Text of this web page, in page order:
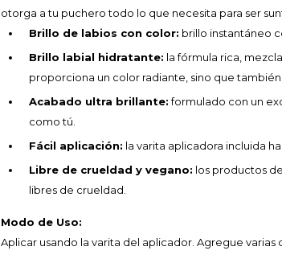
otorga a tu puchero todo lo que necesita para ser
Brillo de labios con color: brillo instantáneo
Brillo labial hidratante: la fórmula rica,
proporciona un color radiante, sino que
Acabado ultra brillante:formulado con un
como tú.
Fácil aplicación: la varita aplicadora incluida
Libre de crueldad y vegano: los productos
libres de crueldad.
Modo de Uso:
Aplicar usando la varita del aplicador. Agregue varias